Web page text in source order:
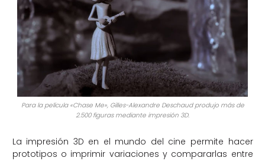
Para la película «Chase Me», Gilles-Alexandre Deschaud produjo más de
2.500 figuras mediante impresión 3D.
La impresión 3D en el mundo del cine permite hacer
prototipos o imprimir variaciones y compararlas entre